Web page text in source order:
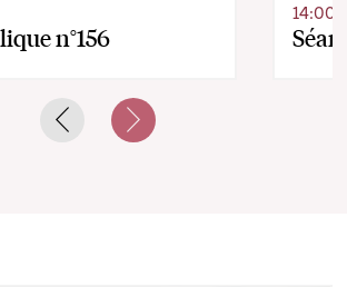
n°156
14:00
Previous slideNext slide